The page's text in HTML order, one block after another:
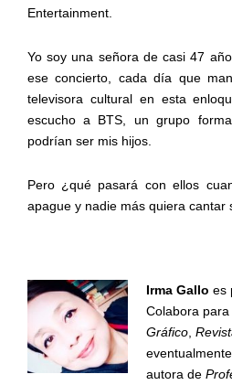
Entertainment.
Yo soy una señora de casi 47
ese concierto, cada día que
televisora cultural en esta
escucho a BTS, un grupo
podrían ser mis hijos.
Pero ¿qué pasará con ellos
apague y nadie más quiera cantar
Irma Gallo es
Colabora para
Gráfico,
autora de